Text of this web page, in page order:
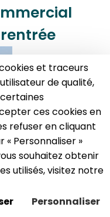
découvrir
assister à des
immersive
réunit tout ce
site
votre
et traceurs
de qualité,
ces cookies en
refuser en cliquant
« Personnaliser »
souhaitez obtenir
utilisés, visitez notre
Personnaliser